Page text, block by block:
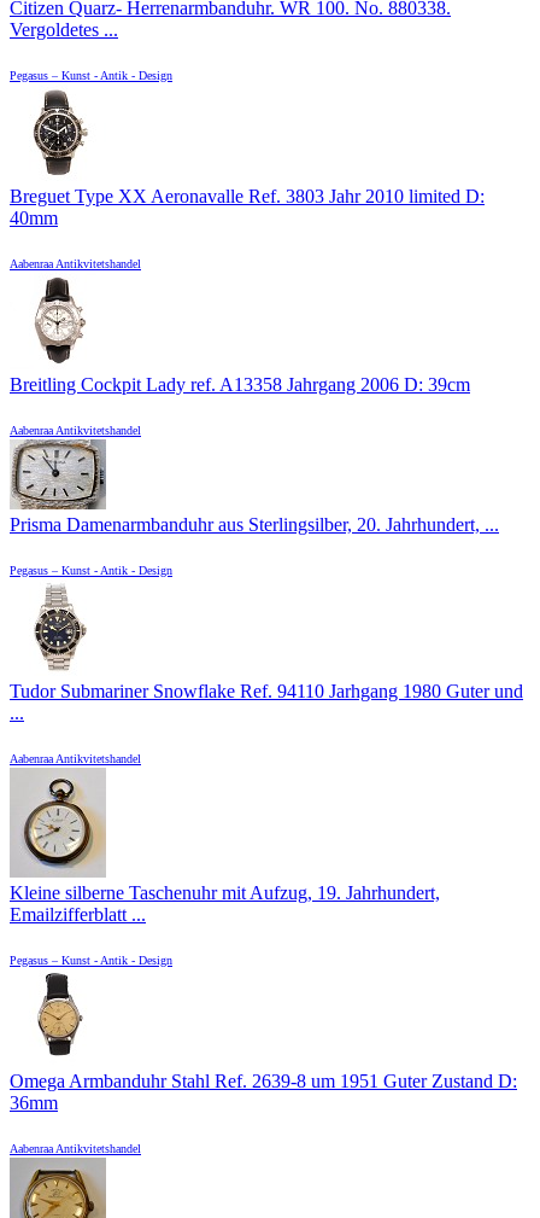
Citizen Quarz- Herrenarmbanduhr. WR 100. No. 880338.
Vergoldetes ...
Pegasus – Kunst - Antik - Design
Breguet Type XX Aeronavalle Ref. 3803 Jahr 2010 limited D:
40mm
Aabenraa Antikvitetshandel
Breitling Cockpit Lady ref. A13358 Jahrgang 2006 D: 39cm
Aabenraa Antikvitetshandel
Prisma Damenarmbanduhr aus Sterlingsilber, 20. Jahrhundert, ...
Pegasus – Kunst - Antik - Design
Tudor Submariner Snowflake Ref. 94110 Jarhgang 1980 Guter und
...
Aabenraa Antikvitetshandel
Kleine silberne Taschenuhr mit Aufzug, 19. Jahrhundert,
Emailzifferblatt ...
Pegasus – Kunst - Antik - Design
Omega Armbanduhr Stahl Ref. 2639-8 um 1951 Guter Zustand D:
36mm
Aabenraa Antikvitetshandel